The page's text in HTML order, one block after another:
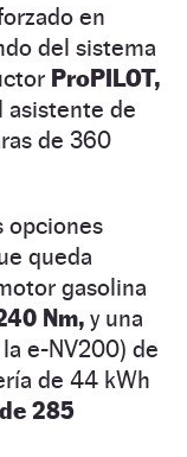
en
del sistema
ProPILOT,
asistente de
de 360
opciones
queda
gasolina
Nm, y una
e-NV200) de
de 44 kWh
285